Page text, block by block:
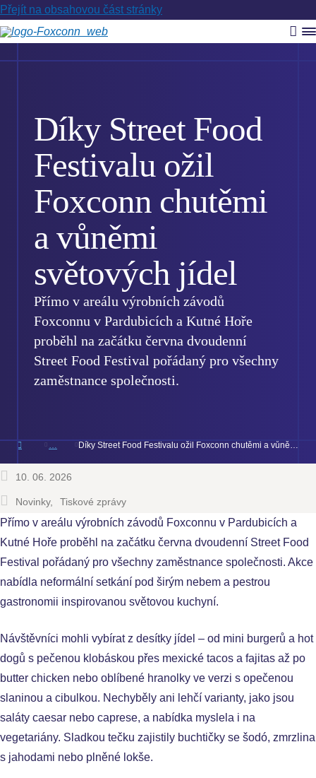
Přejít na obsahovou část stránky
Díky Street Food
Festivalu ožil
Foxconn chutěmi
a vůněmi
světových jídel
Přímo v areálu výrobních závodů
Foxconnu v Pardubicích a Kutné Hoře
proběhl na začátku června dvoudenní
Street Food Festival pořádaný pro všechny
zaměstnance společnosti.
Díky Street Food Festivalu ožil Foxconn chutěmi a vůněmi světových jídel
10. 06. 2026
Novinky Tiskové zprávy
Přímo v areálu výrobních závodů Foxconnu v Pardubicích a
Kutné Hoře proběhl na začátku června dvoudenní Street Food
Festival pořádaný pro všechny zaměstnance společnosti. Akce
nabídla neformální setkání pod širým nebem a pestrou
gastronomii inspirovanou světovou kuchyní.
Návštěvníci mohli vybírat z desítky jídel – od mini burgerů a hot
dogů s pečenou klobáskou přes mexické tacos a fajitas až po
butter chicken nebo oblíbené hranolky ve verzi s opečenou
slaninou a cibulkou. Nechyběly ani lehčí varianty, jako jsou
saláty caesar nebo caprese, a nabídka myslela i na
vegetariány. Sladkou tečku zajistily buchtičky se šodó, zmrzlina
s jahodami nebo plněné lokše.